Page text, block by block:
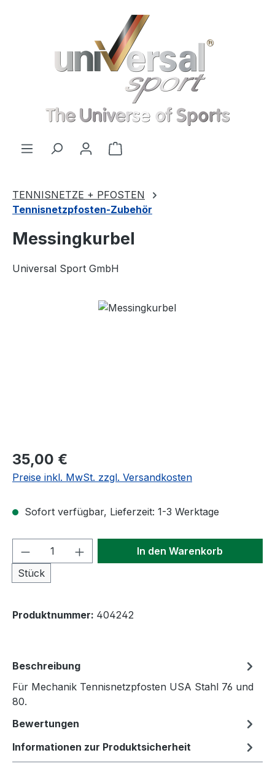
Warenkorb enthält 0
TENNISNETZE + PFOSTEN
Tennisnetzpfosten-Zubehör
Messingkurbel
Universal Sport GmbH
Bildergalerie überspringen
Regulärer Preis:
35,00 €
Preise inkl. MwSt. zzgl. Versandkosten
Sofort verfügbar, Lieferzeit: 1-3 Werktage
Produkt Anzahl: Gib den
Stück
In den Warenkorb
Produktnummer: 404242
Beschreibung
Für Mechanik Tennisnetzpfosten USA Stahl 76 und
80.
Bewertungen
Informationen zur Produktsicherheit